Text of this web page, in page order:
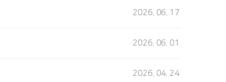
2026. 06. 17
2026. 06. 01
2026. 04. 24